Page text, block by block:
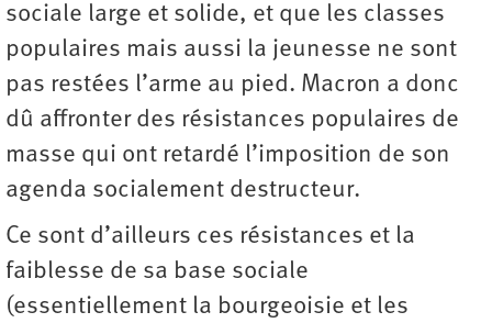
sociale large et solide, et que les classes
populaires mais aussi la jeunesse ne sont
pas restées l’arme au pied. Macron a donc
dû affronter des résistances populaires de
masse qui ont retardé l’imposition de son
agenda socialement destructeur.
Ce sont d’ailleurs ces résistances et la
faiblesse de sa base sociale
(essentiellement la bourgeoisie et les